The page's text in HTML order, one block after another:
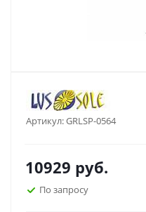
Артикул:GRLSP-0564
10929 руб.
По запросу